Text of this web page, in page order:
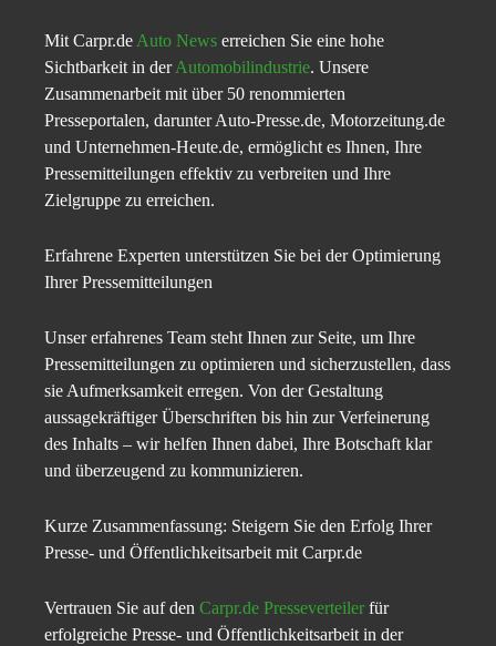
Mit Carpr.de Auto News erreichen Sie eine hohe
Sichtbarkeit in derAutomobilindustrie. Unsere
Zusammenarbeit mit über 50 renommierten
Presseportalen, darunter Auto-Presse.de, Motorzeitung.de
und Unternehmen-Heute.de, ermöglicht es Ihnen, Ihre
Pressemitteilungen effektiv zu verbreiten und Ihre
Zielgruppe zu erreichen.
Erfahrene Experten unterstützen Sie bei der Optimierung
Ihrer Pressemitteilungen
Unser erfahrenes Team steht Ihnen zur Seite, um Ihre
Pressemitteilungen zu optimieren und sicherzustellen, dass
sie Aufmerksamkeit erregen. Von der Gestaltung
aussagekräftiger Überschriften bis hin zur Verfeinerung
des Inhalts – wir helfen Ihnen dabei, Ihre Botschaft klar
und überzeugend zu kommunizieren.
Kurze Zusammenfassung: Steigern Sie den Erfolg Ihrer
Presse- und Öffentlichkeitsarbeit mit Carpr.de
Vertrauen Sie auf den Carpr.de Presseverteiler für
erfolgreiche Presse- und Öffentlichkeitsarbeit in der